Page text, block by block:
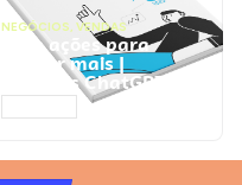
NEGÓCIOS, VENDAS
Faça ações para
vender mais |
Prompts ChatGPT